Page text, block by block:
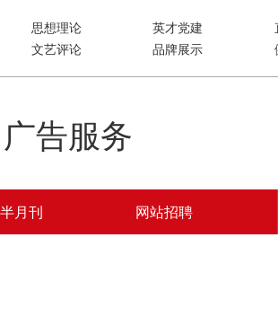
思想理论 英才党建
文艺评论 品牌展示
广告服务
月刊 网站招聘